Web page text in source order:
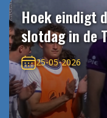
Hoek eindigt
slotdag in de
25-05-2026